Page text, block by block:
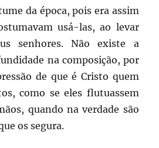
da época, pois era assim
usá-las, ao levar
senhores. Não existe a
na composição, por
de que é Cristo quem
como se eles flutuassem
quando na verdade são
os segura.